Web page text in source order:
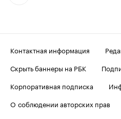
Контактная информация
Скрыть баннеры на РБК
Корпоративная подписка
О соблюдении авторских прав